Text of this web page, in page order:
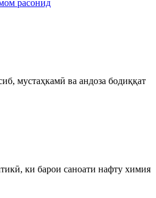
расонид
мустаҳкамӣ ва андоза бодиққат
ки барои саноати нафту химия